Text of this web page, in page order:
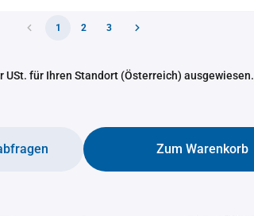
1 2 3
USt. für Ihren Standort (Österreich) ausgewiesen.
Zum Warenkorb